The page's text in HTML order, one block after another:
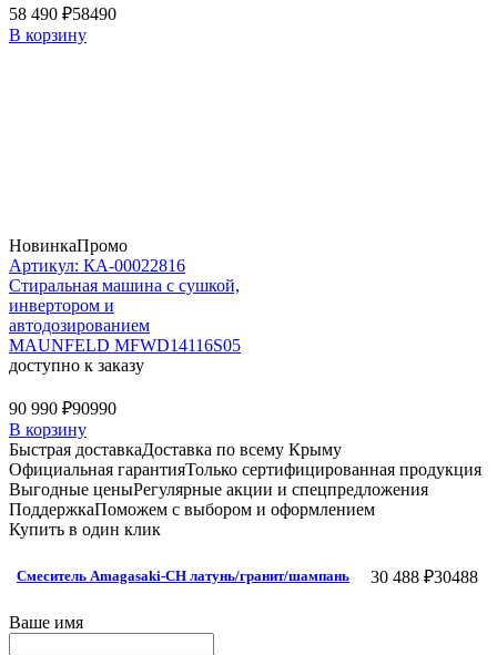
58 490 ₽58490
В корзину
НовинкаПромо
Артикул: КА-00022816
Стиральная машина c сушкой,
инвертором и
автодозированием
MAUNFELD MFWD14116S05
доступно к заказу
90 990 ₽90990
В корзину
Быстрая доставкаДоставка по всему Крыму
Официальная гарантияТолько сертифицированная продукция
Выгодные ценыРегулярные акции и спецпредложения
ПоддержкаПоможем с выбором и оформлением
Купить в один клик
Смеситель Amagasaki-CH латунь/гранит/шампань 30 488 ₽30488
Ваше имя